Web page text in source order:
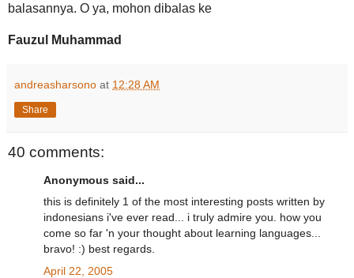
balasannya. O ya, mohon dibalas ke
Fauzul Muhammad
andreasharsono at 12:28 AM
Share
40 comments:
Anonymous said...
this is definitely 1 of the most interesting posts written by
indonesians i've ever read... i truly admire you. how you
come so far 'n your thought about learning languages...
bravo! :) best regards.
April 22, 2005